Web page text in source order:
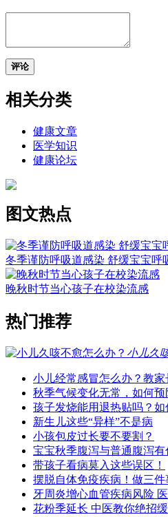
评论
相关分类
健康文章
医学知识
健康论坛
图文热点
冬季谨防呼吸道感染 舒缓宝宝呼
晚秋时节当心孩子在校染流感
热门推荐
小儿久
小儿经常感冒怎么办？教
秋季气候变化无常，如何预
孩子发烧能用退热贴吗？
新生儿这些“异样”不是病
小孩包皮过长要不要割？
宝宝秋季腹泻与普通腹泻有
带孩子看病莫入这些误区！
摆脱自体免疫疾病！做三
牙周炎增心血管疾病风险
花粉季延长 中医教你绝招